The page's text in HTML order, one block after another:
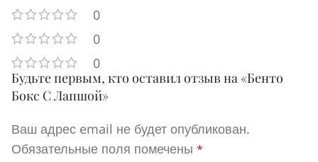
0
0
0
Будьте первым, кто оставил отзыв на «Бенто
Бокс С Лапшой»
Ваш адрес email не будет опубликован.
Обязательные поля помечены *